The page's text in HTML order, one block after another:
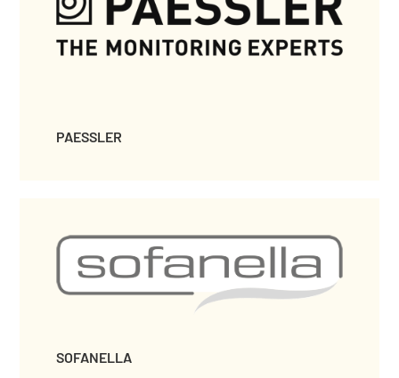
PAESSLER
SOFANELLA